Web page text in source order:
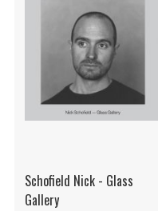
Schofield Nick - Glass
Gallery